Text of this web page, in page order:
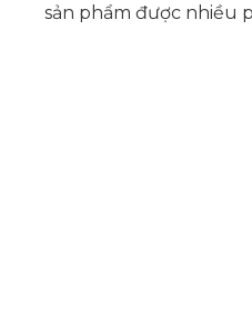
sản phẩm được nhiều